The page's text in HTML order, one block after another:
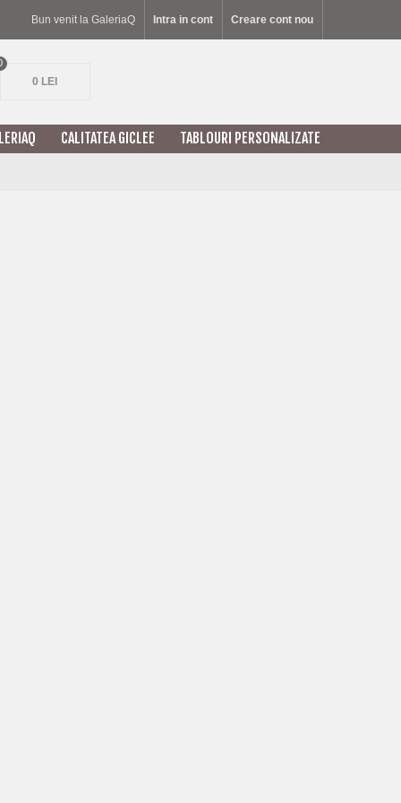
Bun venit la GaleriaQ Intra in cont Creare cont nou
0 LEI
CALITATEA GICLEE TABLOURI PERSONALIZATE